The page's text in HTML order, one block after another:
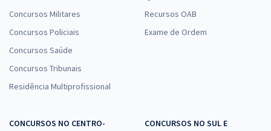
Concursos Militares
Concursos Policiais
Concursos Saúde
Concursos Tribunais
Residência Multiprofissional
Recursos OAB
Exame de Ordem
CONCURSOS NO CENTRO-
CONCURSOS NO SUL E